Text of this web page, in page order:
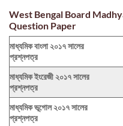
West Bengal Board
Question Paper
মাধ্যমিক বাংলা ২০১৭ সালের
প্রশ্নপত্র
মাধ্যমিক ইংরেজী ২০১৭ সালের
প্রশ্নপত্র
মাধ্যমিক ভূগোল ২০১৭ সালের
প্রশ্নপত্র